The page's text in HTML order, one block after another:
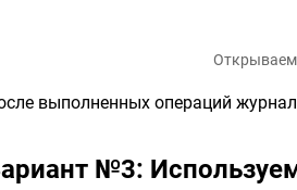
выполненных операций
№3: